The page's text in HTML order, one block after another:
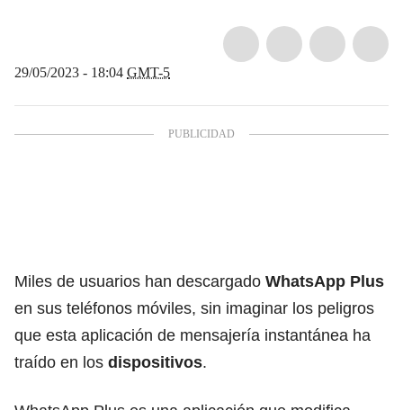
29/05/2023 - 18:04 GMT-5
Miles de usuarios han descargado WhatsApp Plus
en sus teléfonos móviles, sin imaginar los peligros
que esta aplicación de mensajería instantánea ha
traído en los dispositivos.